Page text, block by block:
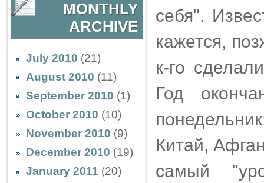
MONTHLY
ARCHIVE
July 2010 (21)
August 2010 (11)
September 2010 (1)
October 2010 (10)
November 2010 (9)
December 2010 (19)
January 2011 (20)
себя".
кажется,
к-го
Год
Китай,
самый